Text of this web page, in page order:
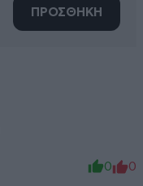
ΠΡΟΣΘΗΚΗ
0 0